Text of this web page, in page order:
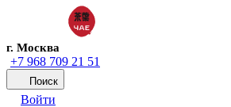
г. Москва
+7 968 709 21 51
Поиск
Войти